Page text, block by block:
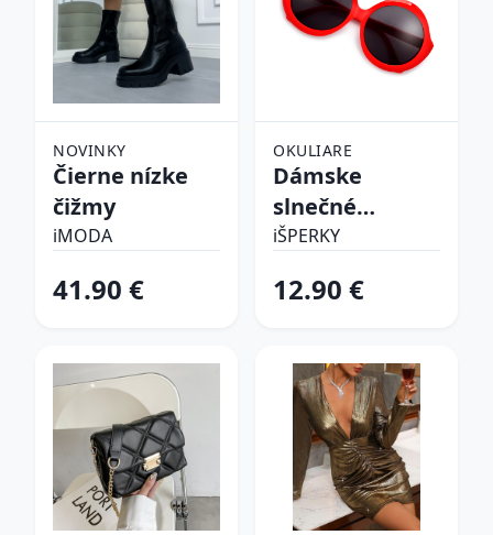
NOVINKY
Čierne nízke
čižmy
iMODA
41.90 €
OKULIARE
Dámske
slnečné
okuliare
iŠPERKY
12.90 €